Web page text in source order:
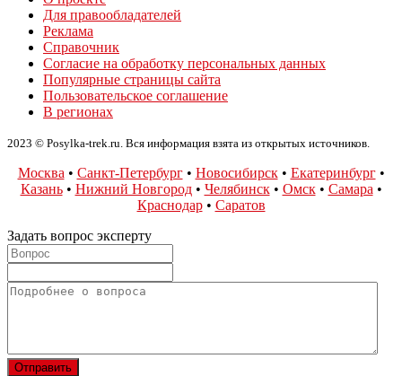
Для правообладателей
Реклама
Справочник
Согласие на обработку персональных данных
Популярные страницы сайта
Пользовательское соглашение
В регионах
2023 © Posylka-trek.ru. Вся информация взята из открытых источников.
Москва • Санкт-Петербург• Новосибирск• Екатеринбург•
Казань• Нижний Новгород• Челябинск• Омск• Самара •
Краснодар• Саратов
Задать вопрос эксперту